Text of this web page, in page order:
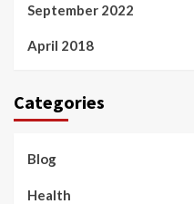
September 2022
April 2018
Categories
Blog
Health